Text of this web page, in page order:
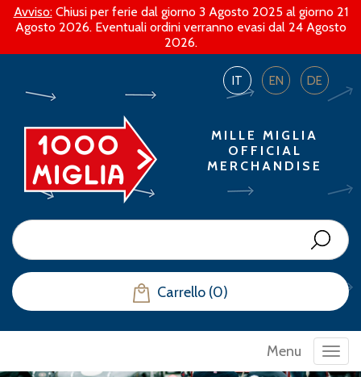
Avviso:Chiusi per ferie dal giorno 3 Agosto 2025 al giorno 21
Agosto 2026. Eventuali ordini verranno evasi dal 24 Agosto
2026.
IT EN DE
MILLE MIGLIA
OFFICIAL
MERCHANDISE
Carrello (0)
Menu